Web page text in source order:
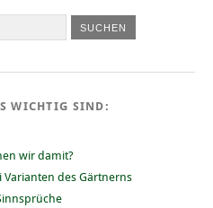
WICHTIG SIND:
wir damit?
des Gärtnerns